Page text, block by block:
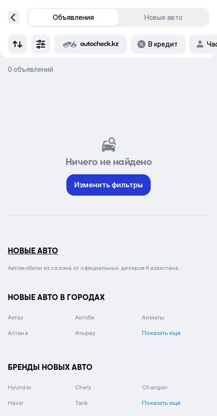
Объявления Новые авто
В кредит
0 объявлений
Ничего не найдено
Изменить фильтры
НОВЫЕ АВТО
Автомобили из салона от официальных дилеров Казахстана.
НОВЫЕ АВТО В ГОРОДАХ
Актау Актобе Алматы
Астана Атырау Показать еще
БРЕНДЫ НОВЫХ АВТО
Hyundai Chery Changan
Haval Tank Показать еще